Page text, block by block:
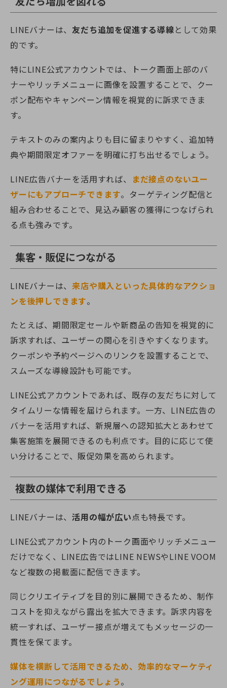
LINEバナーは、友だち追加を促進する導線として効果
的です。
特にLINE公式アカウントでは、トーク画面上部のバ
ナーやリッチメニューに画像を設置することで、クー
ポン配布やキャンペーン情報を視覚的に訴求できま
す。
テキストのみの案内よりも目に留まりやすく、追加特
典や期間限定オファーを明確に打ち出せるでしょう。
LINE広告バナーを活用すれば、
まだ接点のないユー
ザーにもアプローチできます。ターゲティング配信と
組み合わせることで、見込み顧客の獲得につなげられ
る点も強みです。
集客・販促につながる
LINEバナーは、来店や購入といった具体的なアクショ
ンを後押しできます。
たとえば、期間限定セールや新商品の告知を視覚的に
訴求すれば、ユーザーの関心を引きやすくなります。
クーポンや予約ページへのリンクを設置することで、
スムーズな導線設計も可能です。
LINE公式アカウントであれば、既存の友だちに対して
タイムリーな情報を届けられます。一方、LINE広告の
バナーを活用すれば、新規層への認知拡大とあわせて
集客施策を展開できるのも利点です。目的に応じて使
い分けることで、販促効果を高められます。
複数の媒体で利用できる
LINEバナーは、活用の幅が広い点も特長です。
LINE公式アカウント内のトーク画面やリッチメニュー
だけでなく、LINE広告ではLINE NEWSやLINE VOOM
など複数の掲載面に配信できます。
同じクリエイティブを目的別に展開できるため、制作
コストを抑えながら露出を拡大できます。訴求内容を
統一すれば、ユーザー接点が増えてもメッセージの一
貫性を保てます。
媒体を横断して活用できるため、効率的なマーケティ
ング運用につながるでしょう。